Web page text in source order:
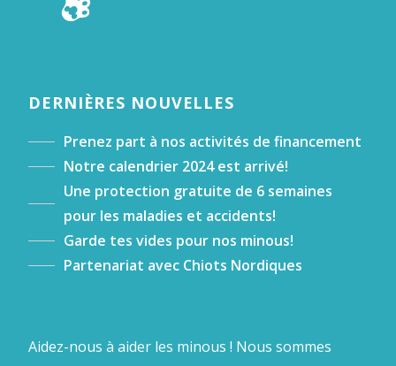
DERNIÈRES NOUVELLES
Prenez part à nos activités de financement
Notre calendrier 2024 est arrivé!
Une protection gratuite de 6 semaines
pour les maladies et accidents!
Garde tes vides pour nos minous!
Partenariat avec Chiots Nordiques
Aidez-nous à aider les minous ! Nous sommes